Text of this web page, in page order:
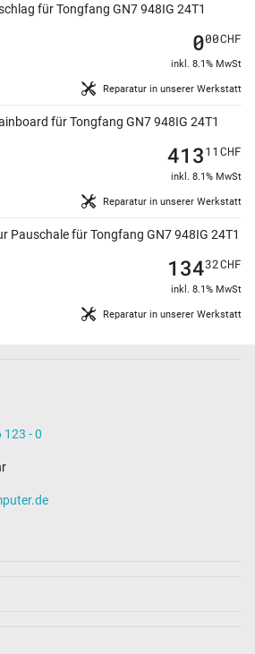
für Tongfang GN7 948IG 24T1
Reparatur in unserer Werkstatt
000CHF
inkl. 8.1% MwSt
für Tongfang GN7 948IG 24T1
Reparatur in unserer Werkstatt
41311 CHF
inkl. 8.1% MwSt
Pauschale für Tongfang GN7 948IG 24T1
Reparatur in unserer Werkstatt
13432CHF
inkl. 8.1% MwSt
123 - 0